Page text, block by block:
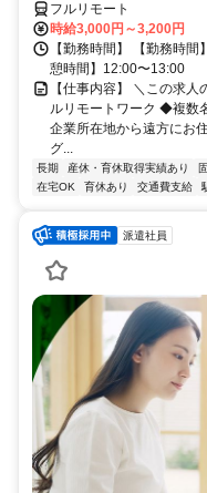
フルリモート
時給3,000円～3,200円
【勤務時間】 【勤務時
憩時間】12:00〜13:00
【仕事内容】 ＼この求
ルリモートワーク ◆複数
企業所在地から遠方にお
グ...
長期 産休・育休取得実績あり
在宅OK
育休あり 交通費支給
派遣社員